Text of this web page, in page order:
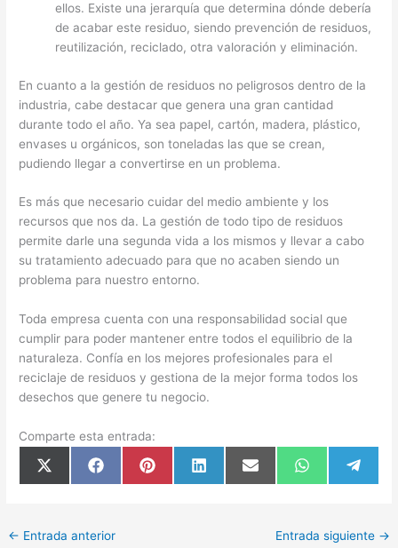
ellos. Existe una jerarquía que determina dónde debería
de acabar este residuo, siendo prevención de residuos,
reutilización, reciclado, otra valoración y eliminación.
En cuanto a la gestión de residuos no peligrosos dentro de la
industria, cabe destacar que genera una gran cantidad
durante todo el año. Ya sea papel, cartón, madera, plástico,
envases u orgánicos, son toneladas las que se crean,
pudiendo llegar a convertirse en un problema.
Es más que necesario cuidar del medio ambiente y los
recursos que nos da. La gestión de todo tipo de residuos
permite darle una segunda vida a los mismos y llevar a cabo
su tratamiento adecuado para que no acaben siendo un
problema para nuestro entorno.
Toda empresa cuenta con una responsabilidad social que
cumplir para poder mantener entre todos el equilibrio de la
naturaleza. Confía en los mejores profesionales para el
reciclaje de residuos y gestiona de la mejor forma todos los
desechos que genere tu negocio.
Comparte esta entrada:
Compartir
en
X
(
t
Compartir
en
F
a
o
o
Compartir
en
P
i
Compartir
en
L
i
Compartir
en
E
m
Compartir
en
W
h
A
p
en
e
r
a
← Entrada anterior Entrada siguiente →